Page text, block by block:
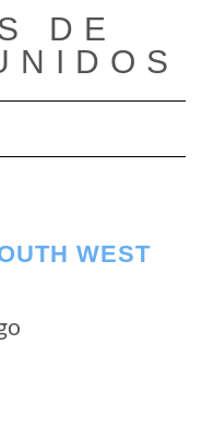
DE
modo de navegación
WEST